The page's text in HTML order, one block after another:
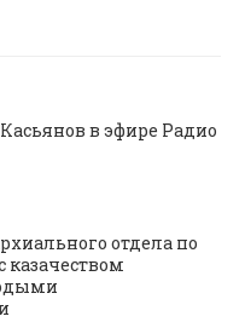
в эфире Радио
отдела по
казачеством